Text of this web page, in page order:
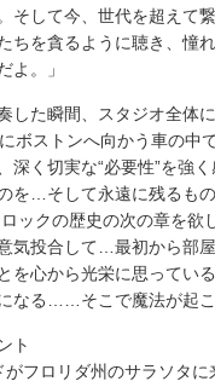
そして今、世代を超えて
ちを貪るように聴き、
よ。」
した瞬間、スタジオ全
ボストンへ向かう車の中
深く切実な“必要性”を強
を…そして永遠に残るも
ックの歴史の次の章を
気投合して…最初から部
を心から光栄に思ってい
なる……そこで魔法が起こ
ト
がフロリダ州のサラソタ